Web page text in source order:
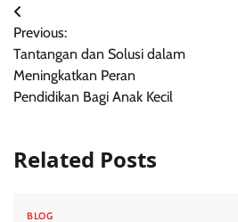
Post
navigation
Previous:
Tantangan dan Solusi dalam
Meningkatkan Peran
Pendidikan Bagi Anak Kecil
Related Posts
BLOG